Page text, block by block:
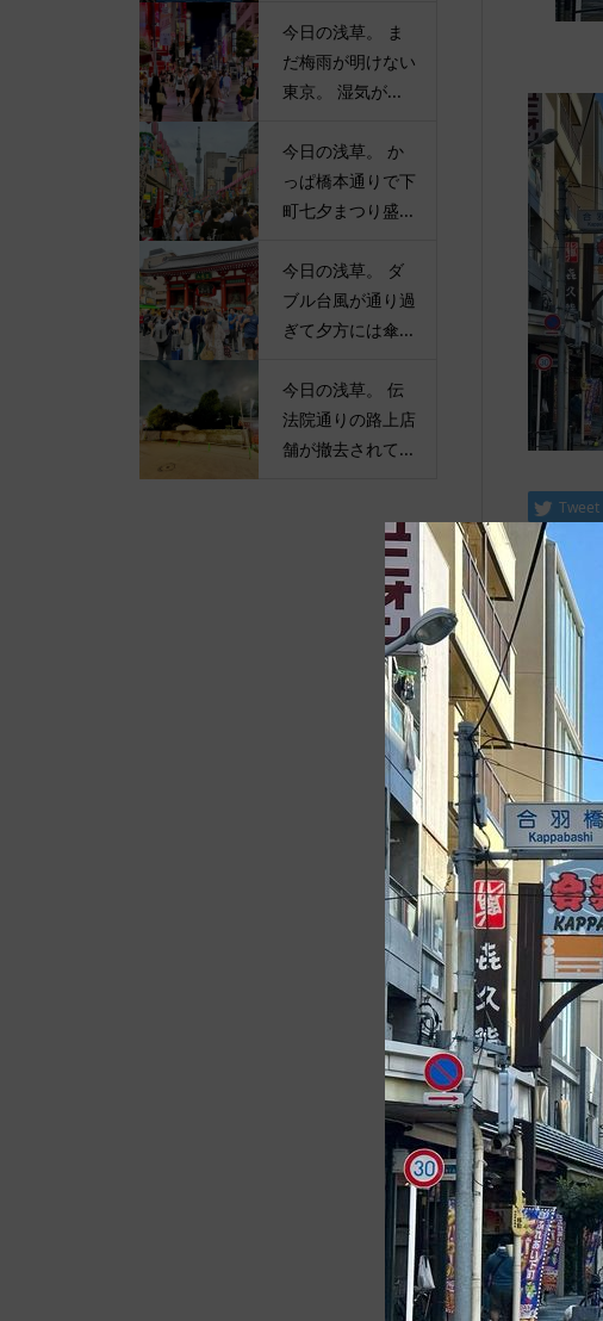
Tweet
今日の浅草。 ま
だ梅雨が明けない
東京。 湿気が...
今日の浅草。 か
っぱ橋本通りで下
町七夕まつり盛...
今日の浅草。 ダ
ブル台風が通り過
ぎて夕方には傘...
今日の浅草。 伝
法院通りの路上店
舗が撤去されて...